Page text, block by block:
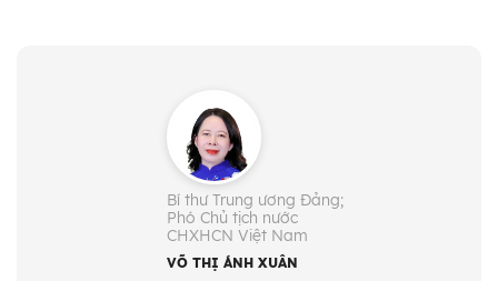
Bí thư Trung ương Đảng;
Phó Chủ tịch nước
CHXHCN Việt Nam
VÕ THỊ ÁNH XUÂN